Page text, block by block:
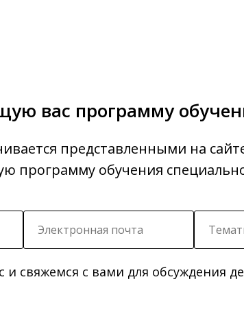
вас программу
представленными на
программу обучения
свяжемся с вами для обсуждения